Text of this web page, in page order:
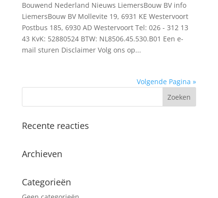
Bouwend Nederland Nieuws LiemersBouw BV info
LiemersBouw BV Mollevite 19, 6931 KE Westervoort
Postbus 185, 6930 AD Westervoort Tel: 026 - 312 13
43 KvK: 52880524 BTW: NL8506.45.530.B01 Een e-
mail sturen Disclaimer Volg ons op...
Volgende Pagina »
Recente reacties
Archieven
Categorieën